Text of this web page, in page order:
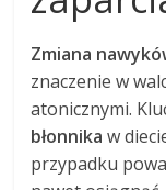
Zmiana
znaczenie w
atonicznymi.
błonnika w
przypadku